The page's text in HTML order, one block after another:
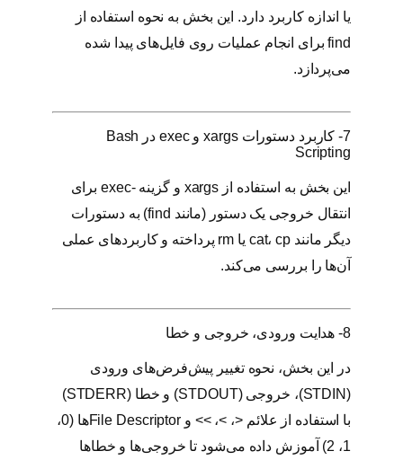
یا اندازه کاربرد دارد. این بخش به نحوه استفاده از
find برای انجام عملیات روی فایل‌های پیدا شده
می‌پردازد.
7- کاربرد دستورات xargs و exec در Bash
Scripting
این بخش به استفاده از xargs و گزینه -exec برای
انتقال خروجی یک دستور (مانند find) به دستورات
دیگر مانند cat، cp یا rm پرداخته و کاربردهای عملی
آن‌ها را بررسی می‌کند.
8- هدایت ورودی، خروجی و خطا
در این بخش، نحوه تغییر پیش‌فرض‌های ورودی
(STDIN)، خروجی (STDOUT) و خطا (STDERR)
با استفاده از علائم <، >، >> و File Descriptorها (0،
1، 2) آموزش داده می‌شود تا خروجی‌ها و خطاها